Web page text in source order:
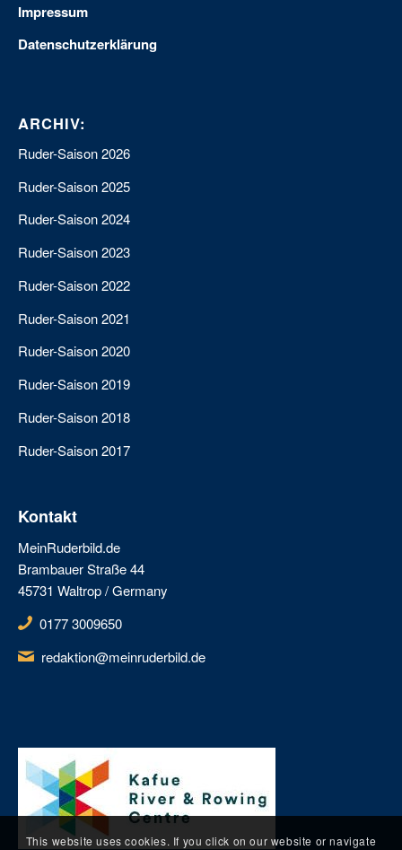
Impressum
Datenschutzerklärung
ARCHIV:
Ruder-Saison 2026
Ruder-Saison 2025
Ruder-Saison 2024
Ruder-Saison 2023
Ruder-Saison 2022
Ruder-Saison 2021
Ruder-Saison 2020
Ruder-Saison 2019
Ruder-Saison 2018
Ruder-Saison 2017
Kontakt
MeinRuderbild.de
Brambauer Straße 44
45731 Waltrop / Germany
0177 3009650
redaktion@meinruderbild.de
This website uses cookies. If you click on our website or navigate